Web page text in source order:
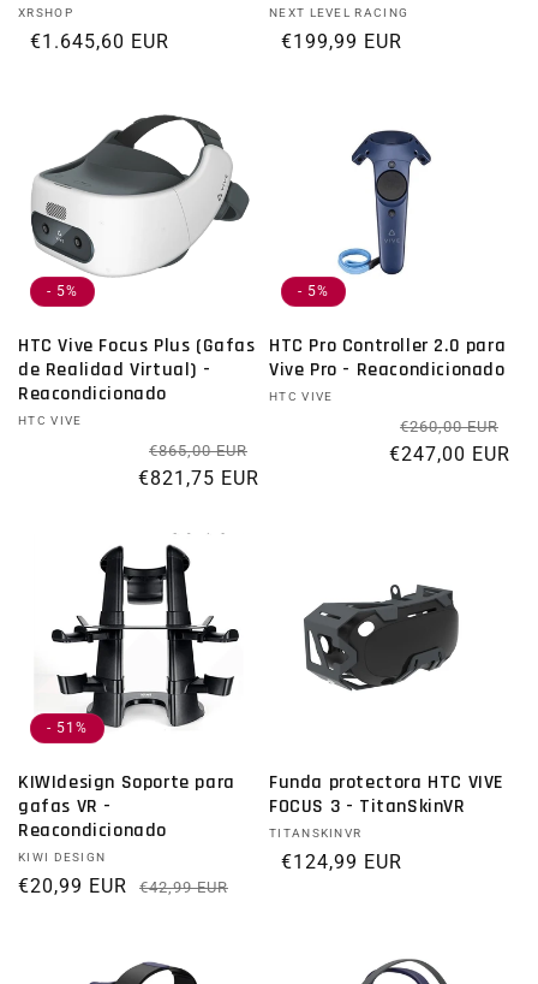
Proveedor:
XRSHOP
Precio habitual
€1.645,60 EUR
Proveedor:
NEXT LEVEL RACING
Precio habitual
€199,99 EUR
- 5%
HTC Vive Focus Plus (Gafas
de Realidad Virtual) -
Reacondicionado
Proveedor:
HTC VIVE
Precio habitual
€865,00 EUR
Precio de oferta
€821,75 EUR
- 5%
HTC Pro Controller 2.0 para
Vive Pro - Reacondicionado
Proveedor:
HTC VIVE
€260,00 EUR
€247,00 EUR
- 51%
KIWIdesign Soporte para
gafas VR -
Reacondicionado
Proveedor:
KIWI DESIGN
€42,99 EUR
€20,99 EUR
Funda protectora HTC VIVE
FOCUS 3 - TitanSkinVR
Proveedor:
TITANSKINVR
Precio habitual
€124,99 EUR